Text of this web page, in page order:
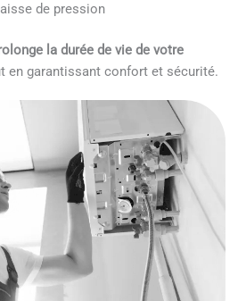
de pression
la durée de vie de votre
en garantissant confort et sécurité.